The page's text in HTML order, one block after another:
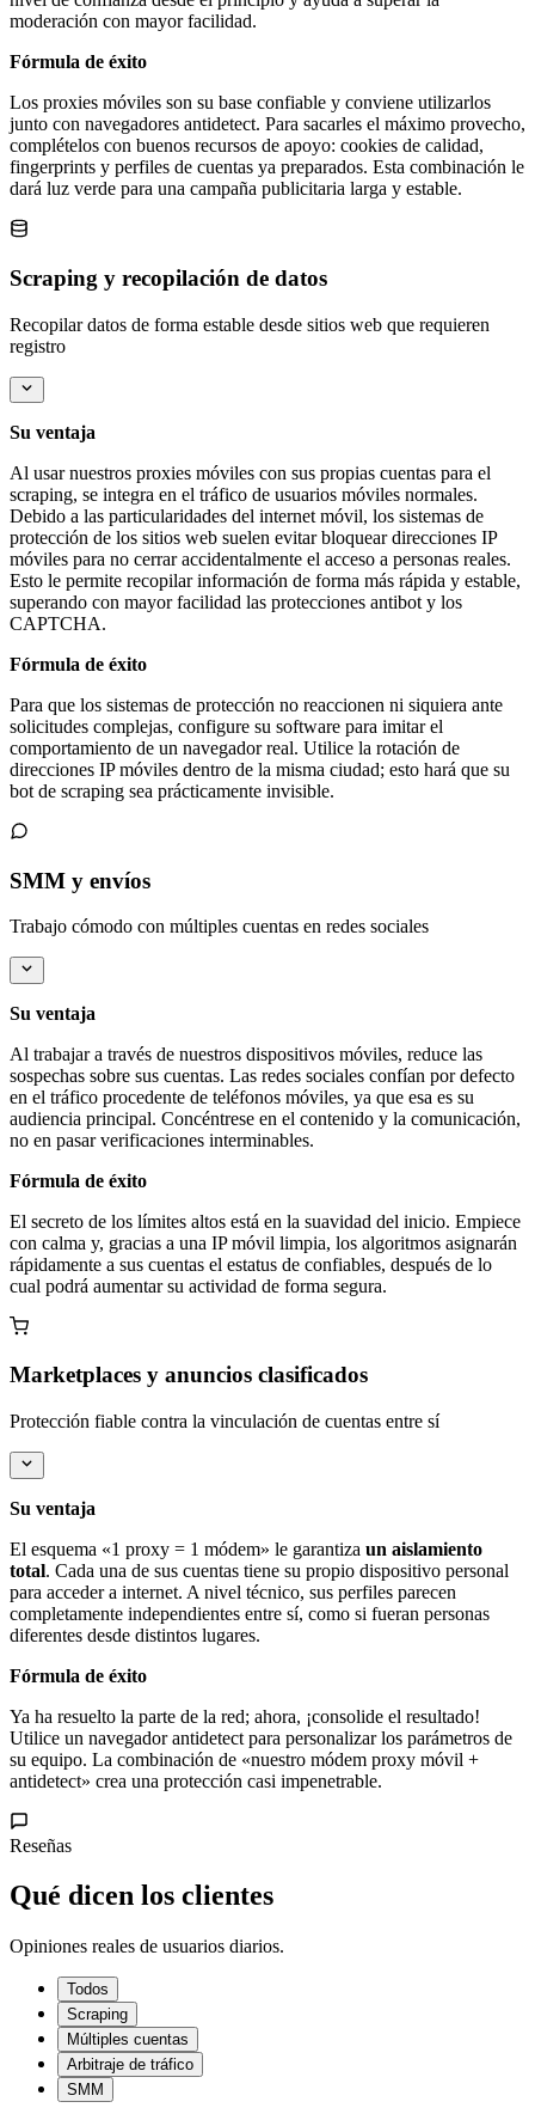
moderación con mayor facilidad.
Fórmula de éxito
Los proxies móviles son su base confiable y conviene utilizarlos
junto con navegadores antidetect. Para sacarles el máximo provecho,
complételos con buenos recursos de apoyo: cookies de calidad,
fingerprints y perfiles de cuentas ya preparados. Esta combinación le
dará luz verde para una campaña publicitaria larga y estable.
Scraping y recopilación de datos
Recopilar datos de forma estable desde sitios web que requieren
registro
Su ventaja
Al usar nuestros proxies móviles con sus propias cuentas para el
scraping, se integra en el tráfico de usuarios móviles normales.
Debido a las particularidades del internet móvil, los sistemas de
protección de los sitios web suelen evitar bloquear direcciones IP
móviles para no cerrar accidentalmente el acceso a personas reales.
Esto le permite recopilar información de forma más rápida y estable,
superando con mayor facilidad las protecciones antibot y los
CAPTCHA.
Fórmula de éxito
Para que los sistemas de protección no reaccionen ni siquiera ante
solicitudes complejas, configure su software para imitar el
comportamiento de un navegador real. Utilice la rotación de
direcciones IP móviles dentro de la misma ciudad; esto hará que su
bot de scraping sea prácticamente invisible.
SMM y envíos
Trabajo cómodo con múltiples cuentas en redes sociales
Su ventaja
Al trabajar a través de nuestros dispositivos móviles, reduce las
sospechas sobre sus cuentas. Las redes sociales confían por defecto
en el tráfico procedente de teléfonos móviles, ya que esa es su
audiencia principal. Concéntrese en el contenido y la comunicación,
no en pasar verificaciones interminables.
Fórmula de éxito
El secreto de los límites altos está en la suavidad del inicio. Empiece
con calma y, gracias a una IP móvil limpia, los algoritmos asignarán
rápidamente a sus cuentas el estatus de confiables, después de lo
cual podrá aumentar su actividad de forma segura.
Marketplaces y anuncios clasificados
Protección fiable contra la vinculación de cuentas entre sí
Su ventaja
El esquema «1 proxy = 1 módem» le garantiza un aislamiento
total. Cada una de sus cuentas tiene su propio dispositivo personal
para acceder a internet. A nivel técnico, sus perfiles parecen
completamente independientes entre sí, como si fueran personas
diferentes desde distintos lugares.
Fórmula de éxito
Ya ha resuelto la parte de la red; ahora, ¡consolide el resultado!
Utilice un navegador antidetect para personalizar los parámetros de
su equipo. La combinación de «nuestro módem proxy móvil +
antidetect» crea una protección casi impenetrable.
Reseñas
Qué dicen los clientes
Opiniones reales de usuarios diarios.
Todos
Scraping
Múltiples cuentas
Arbitraje de tráfico
SMM